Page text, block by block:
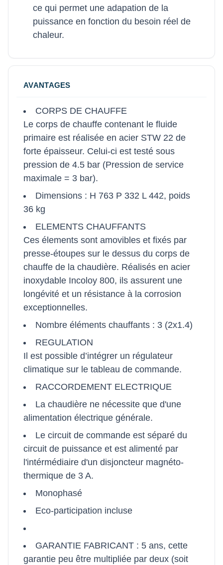
ce qui permet une adapation de la
puissance en fonction du besoin réel de
chaleur.
AVANTAGES
CORPS DE CHAUFFE
Le corps de chauffe contenant le fluide
primaire est réalisée en acier STW 22 de
forte épaisseur. Celui-ci est testé sous
pression de 4.5 bar (Pression de service
maximale = 3 bar).
Dimensions : H 763 P 332 L 442, poids
36 kg
ELEMENTS CHAUFFANTS
Ces élements sont amovibles et fixés par
presse-étoupes sur le dessus du corps de
chauffe de la chaudière. Réalisés en acier
inoxydable Incoloy 800, ils assurent une
longévité et un résistance à la corrosion
exceptionnelles.
Nombre éléments chauffants : 3 (2x1.4)
REGULATION
Il est possible d’intégrer un régulateur
climatique sur le tableau de commande.
RACCORDEMENT ELECTRIQUE
La chaudière ne nécessite que d'une
alimentation électrique générale.
Le circuit de commande est séparé du
circuit de puissance et est alimenté par
l'intérmédiaire d'un disjoncteur magnéto-
thermique de 3 A.
Monophasé
Eco-participation incluse
GARANTIE FABRICANT : 5 ans, cette
garantie peu être multipliée par deux (soit